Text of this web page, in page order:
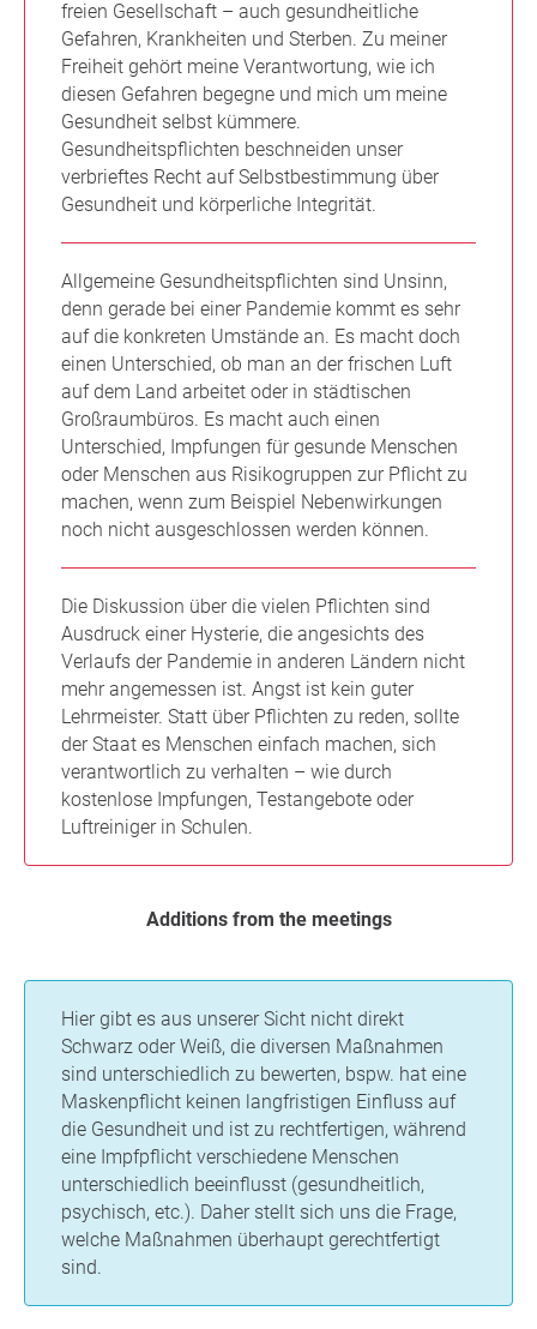
freien Gesellschaft – auch gesundheitliche
Gefahren, Krankheiten und Sterben. Zu meiner
Freiheit gehört meine Verantwortung, wie ich
diesen Gefahren begegne und mich um meine
Gesundheit selbst kümmere.
Gesundheitspflichten beschneiden unser
verbrieftes Recht auf Selbstbestimmung über
Gesundheit und körperliche Integrität.
Allgemeine Gesundheitspflichten sind Unsinn,
denn gerade bei einer Pandemie kommt es sehr
auf die konkreten Umstände an. Es macht doch
einen Unterschied, ob man an der frischen Luft
auf dem Land arbeitet oder in städtischen
Großraumbüros. Es macht auch einen
Unterschied, Impfungen für gesunde Menschen
oder Menschen aus Risikogruppen zur Pflicht zu
machen, wenn zum Beispiel Nebenwirkungen
noch nicht ausgeschlossen werden können.
Die Diskussion über die vielen Pflichten sind
Ausdruck einer Hysterie, die angesichts des
Verlaufs der Pandemie in anderen Ländern nicht
mehr angemessen ist. Angst ist kein guter
Lehrmeister. Statt über Pflichten zu reden, sollte
der Staat es Menschen einfach machen, sich
verantwortlich zu verhalten – wie durch
kostenlose Impfungen, Testangebote oder
Luftreiniger in Schulen.
Additions from the meetings
Hier gibt es aus unserer Sicht nicht direkt
Schwarz oder Weiß, die diversen Maßnahmen
sind unterschiedlich zu bewerten, bspw. hat eine
Maskenpflicht keinen langfristigen Einfluss auf
die Gesundheit und ist zu rechtfertigen, während
eine Impfpflicht verschiedene Menschen
unterschiedlich beeinflusst (gesundheitlich,
psychisch, etc.). Daher stellt sich uns die Frage,
welche Maßnahmen überhaupt gerechtfertigt
sind.